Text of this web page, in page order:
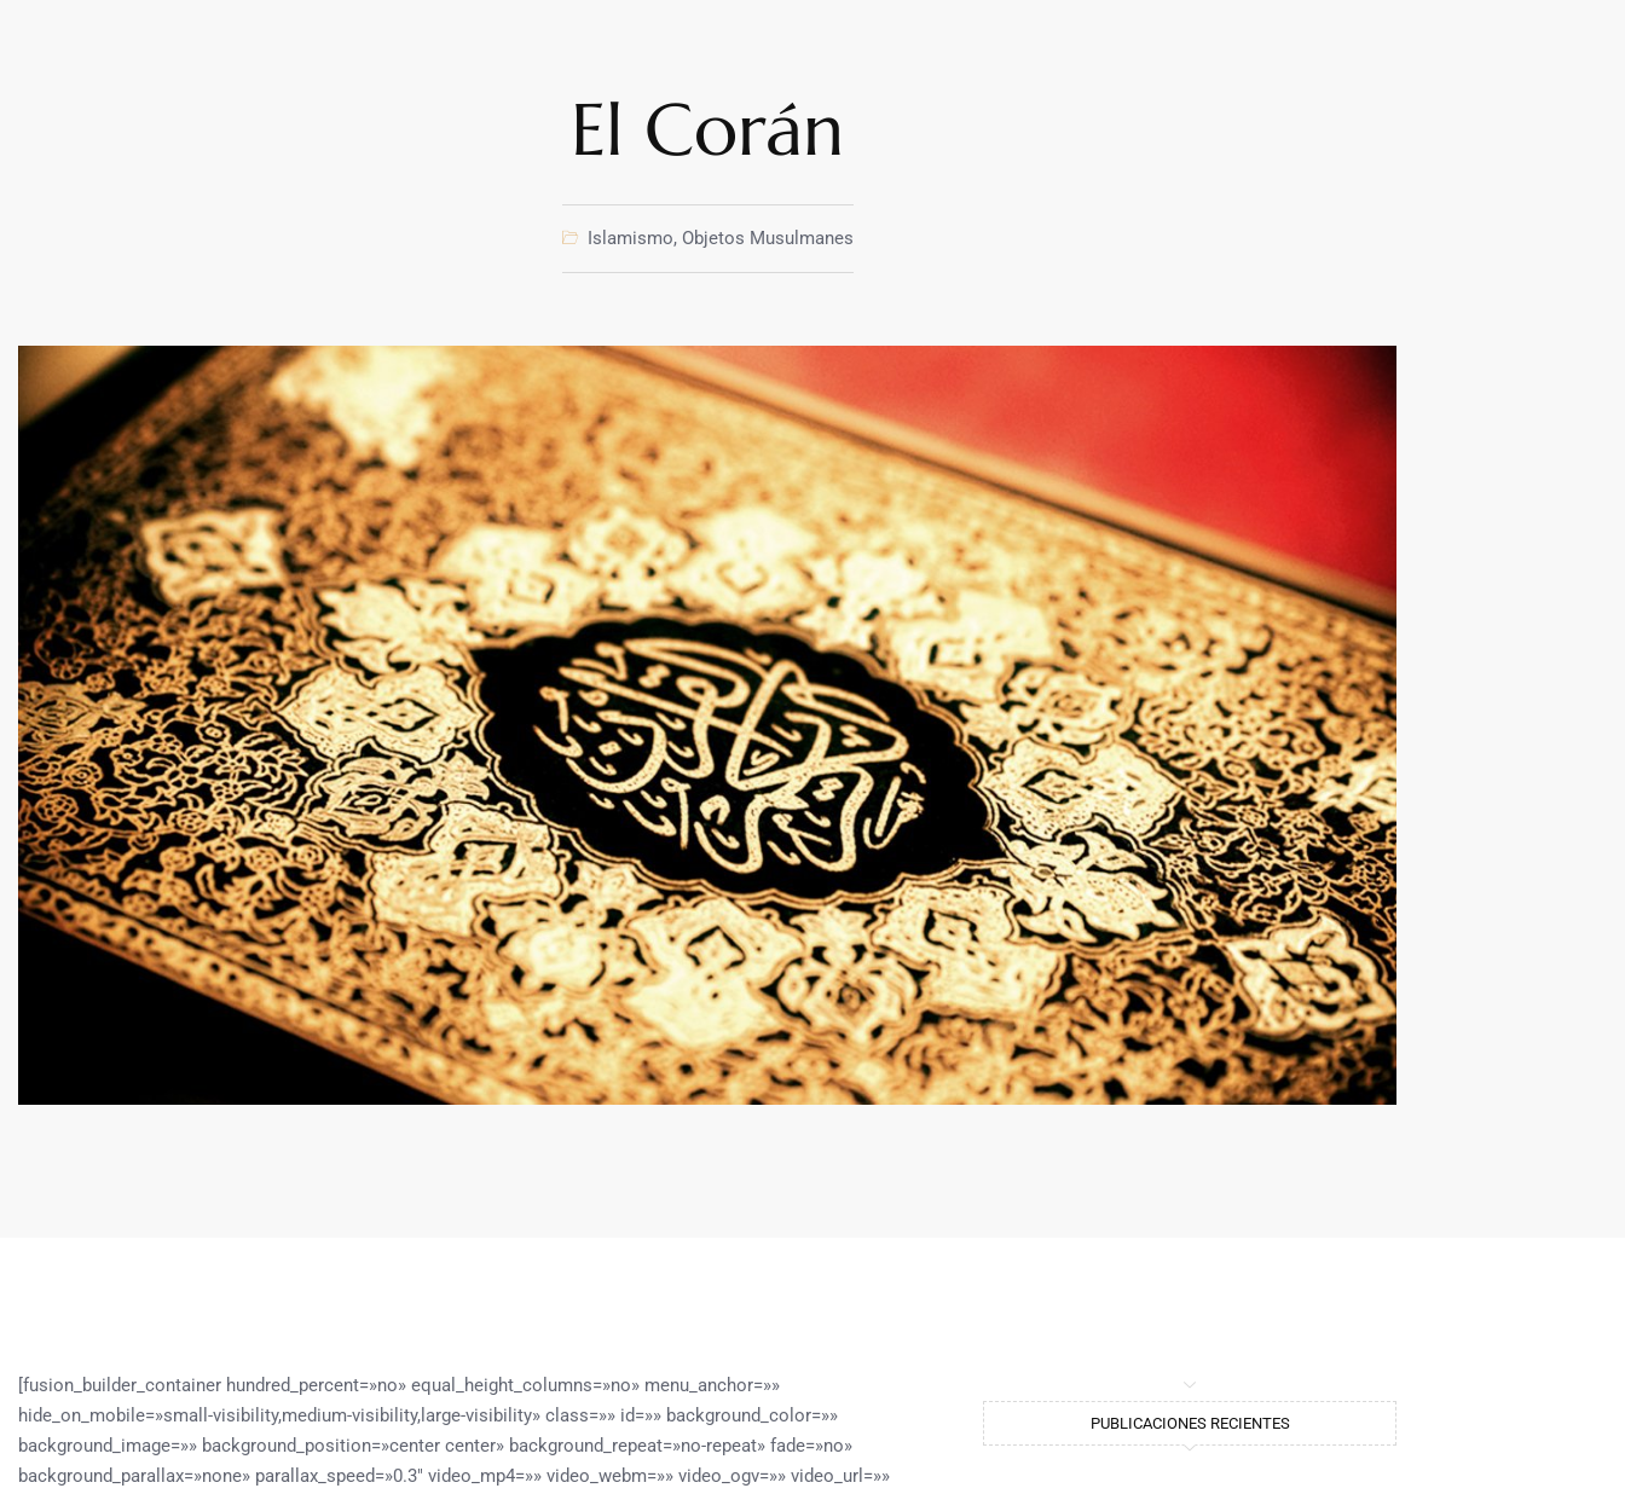
El Corán
Islamismo, Objetos Musulmanes
[fusion_builder_container hundred_percent=»no» equal_height_columns=»no» menu_anchor=»»
hide_on_mobile=»small-visibility,medium-visibility,large-visibility» class=»» id=»» background_color=»»
background_image=»» background_position=»center center» background_repeat=»no-repeat» fade=»no»
background_parallax=»none» parallax_speed=»0.3″ video_mp4=»» video_webm=»» video_ogv=»» video_url=»»
PUBLICACIONES RECIENTES